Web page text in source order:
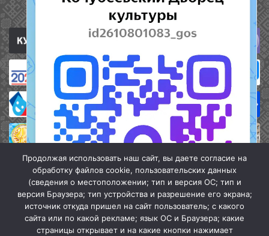
Полезные ссылки
Продолжая использовать наш сайт, вы даете согласие на
обработку файлов cookie, пользовательских данных
(сведения о местоположении; тип и версия ОС; тип и
версия Браузера; тип устройства и разрешение его экрана;
источник откуда пришел на сайт пользователь; с какого
сайта или по какой рекламе; язык ОС и Браузера; какие
страницы открывает и на какие кнопки нажимает